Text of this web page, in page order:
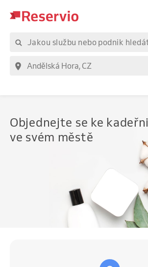
Objednejte se ke
ve svém městě